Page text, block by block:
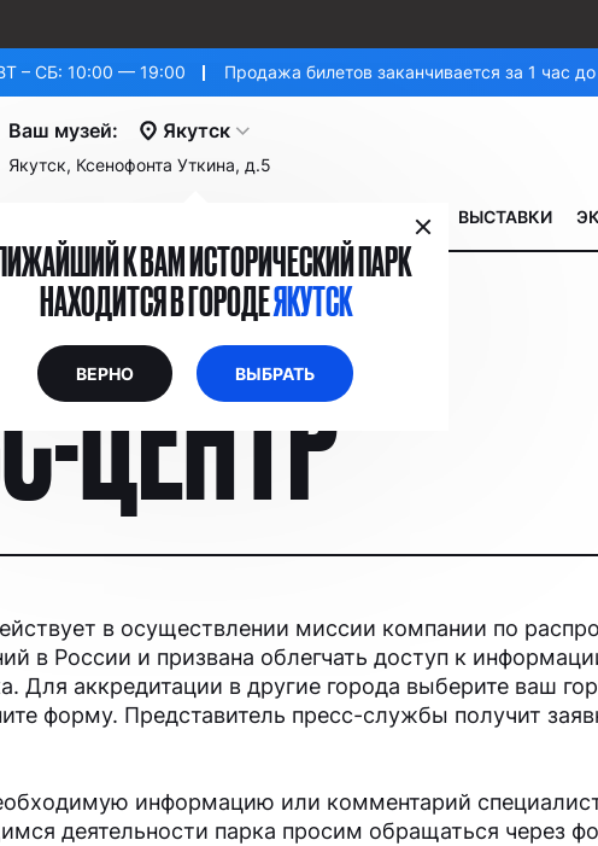
– СБ: 10:00 — 19:00 Продажа билетов заканчивается за 1 час
Ваш музей: Якутск
Якутск, Ксенофонта Уткина, д.5
К ВАМ ИСТОРИЧЕСКИЙ ПАРК
НАХОДИТСЯ В ГОРОДЕЯКУТСК
ВЕРНО ВЫБРАТЬ
ВЫСТАВКИ
ЦЕНТР
в осуществлении миссии компании по
в России и призвана облегчать доступ к
Для аккредитации в другие города выберите ваш
форму. Представитель пресс-службы получит
информацию или комментарий
деятельности парка просим обращаться через